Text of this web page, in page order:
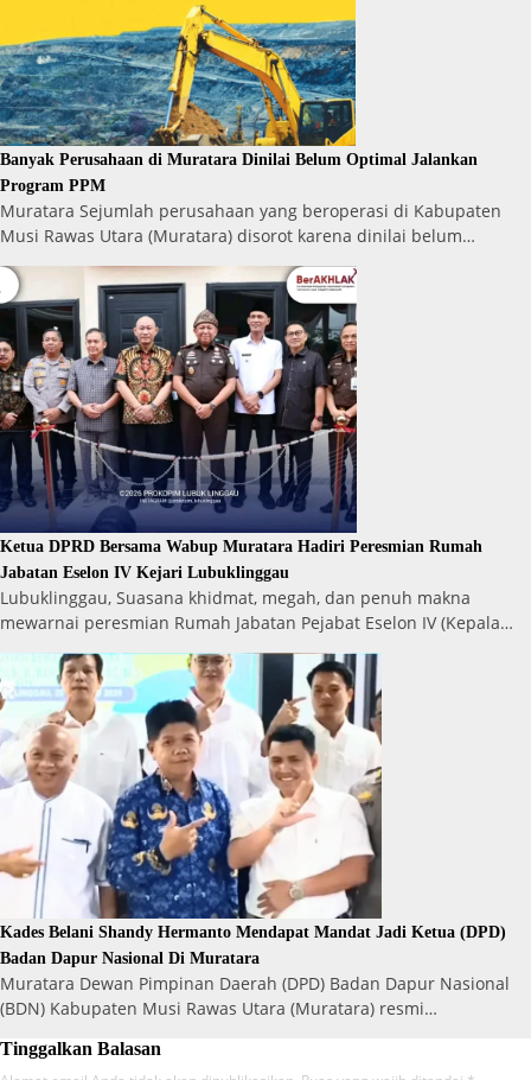
Banyak Perusahaan di Muratara Dinilai Belum Optimal Jalankan
Program PPM
Muratara Sejumlah perusahaan yang beroperasi di Kabupaten
Musi Rawas Utara (Muratara) disorot karena dinilai belum…
Ketua DPRD Bersama Wabup Muratara Hadiri Peresmian Rumah
Jabatan Eselon IV Kejari Lubuklinggau
Lubuklinggau, Suasana khidmat, megah, dan penuh makna
mewarnai peresmian Rumah Jabatan Pejabat Eselon IV (Kepala…
Kades Belani Shandy Hermanto Mendapat Mandat Jadi Ketua (DPD)
Badan Dapur Nasional Di Muratara
Muratara Dewan Pimpinan Daerah (DPD) Badan Dapur Nasional
(BDN) Kabupaten Musi Rawas Utara (Muratara) resmi…
Tinggalkan Balasan